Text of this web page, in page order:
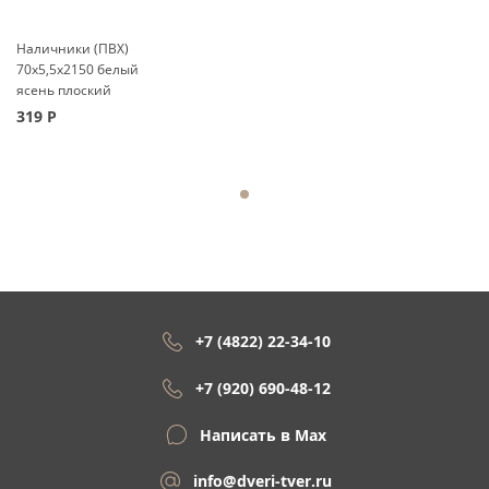
Наличники (ПВХ)
70x5,5x2150 белый
ясень плоский
319 Р
+7 (4822) 22-34-10
+7 (920) 690-48-12
Написать в Max
info@dveri-tver.ru